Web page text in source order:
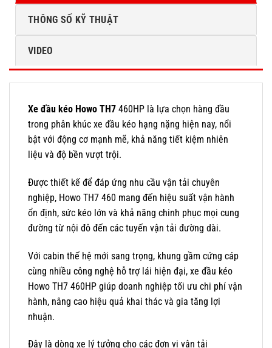
THÔNG SỐ KỸ THUẬT
VIDEO
Xe đầu kéo Howo TH7 460HP là lựa chọn hàng đầu
trong phân khúc xe đầu kéo hạng nặng hiện nay, nổi
bật với động cơ mạnh mẽ, khả năng tiết kiệm nhiên
liệu và độ bền vượt trội.
Được thiết kế để đáp ứng nhu cầu vận tải chuyên
nghiệp, Howo TH7 460 mang đến hiệu suất vận hành
ổn định, sức kéo lớn và khả năng chinh phục mọi cung
đường từ nội đô đến các tuyến vận tải đường dài.
Với cabin thế hệ mới sang trọng, khung gầm cứng cáp
cùng nhiều công nghệ hỗ trợ lái hiện đại, xe đầu kéo
Howo TH7 460HP giúp doanh nghiệp tối ưu chi phí vận
hành, nâng cao hiệu quả khai thác và gia tăng lợi
nhuận.
Đây là dòng xe lý tưởng cho các đơn vị vận tải